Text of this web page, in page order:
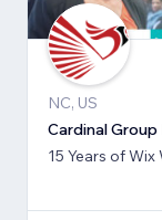
NC, US
Cardinal
15 Years of